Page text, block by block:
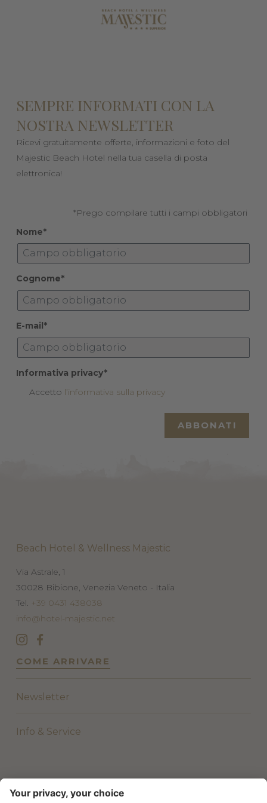
SEMPRE INFORMATI CON LA
NOSTRA NEWSLETTER
Ricevi gratuitamente offerte, informazioni e foto del
Majestic Beach Hotel nella tua casella di posta
elettronica!
*Prego compilare tutti i campi obbligatori
Nome*
Cognome*
E-mail*
Informativa privacy*
Accetto l’informativa sulla privacy
ABBONATI
Beach Hotel & Wellness Majestic
Via Astrale, 1
30028 Bibione, Venezia Veneto - Italia
Tel. +39 0431 438038
info@hotel-majestic.net
COME ARRIVARE
Newsletter
Info & Service